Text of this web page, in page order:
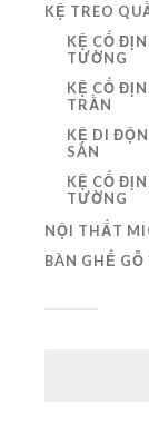
KỆ TREO
KỆ CỐ
TƯỜNG
KỆ CỐ
TRẦN
KỆ DI
SÀN
KỆ CỐ
TƯỜNG
NỘI THẤT
BÀN GHẾ GỖ